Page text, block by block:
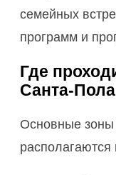
семейных
программ и
Где
Санта-Пола
Основные зоны
располагаются